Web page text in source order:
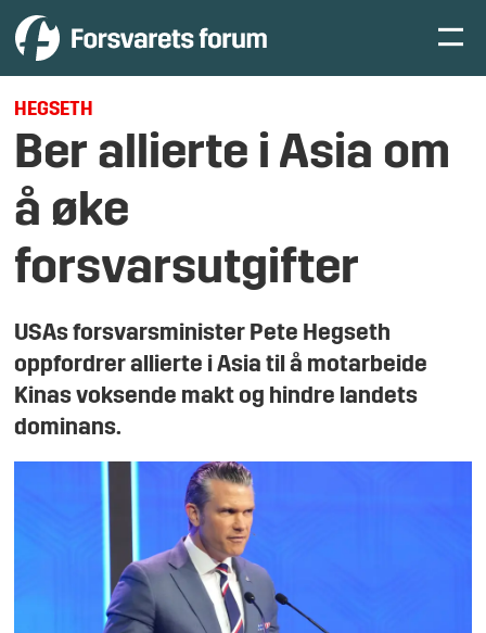
HEGSETH
Ber allierte i Asia om
å øke
forsvarsutgifter
USAs forsvarsminister Pete Hegseth
oppfordrer allierte i Asia til å motarbeide
Kinas voksende makt og hindre landets
dominans.